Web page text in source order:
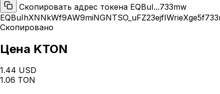
Скопировать адрес токена EQBuI...733mw
Скопировано
Цена KTON
1.44 USD
1.06 TON